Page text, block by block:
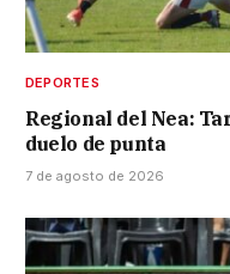
DEPORTES
Regional del Nea:
duelo de punta
7 de agosto de 2026